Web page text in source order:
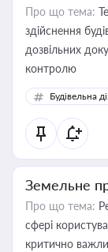
Про що тема:
здійснення
дозвільних
контролю
Будівельна
Земельне
Про що тема:
сфері
критично